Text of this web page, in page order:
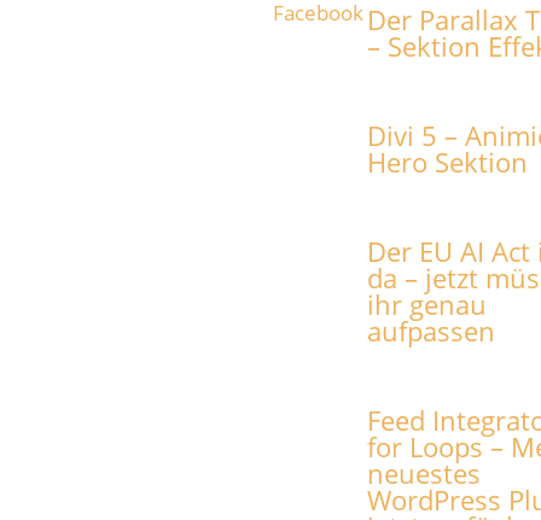
Der Parallax
– Sektion
Divi 5 –
Hero Sektion
Der EU AI Act
da – jetzt
ihr genau
aufpassen
Feed
for Loops –
neuestes
WordPress